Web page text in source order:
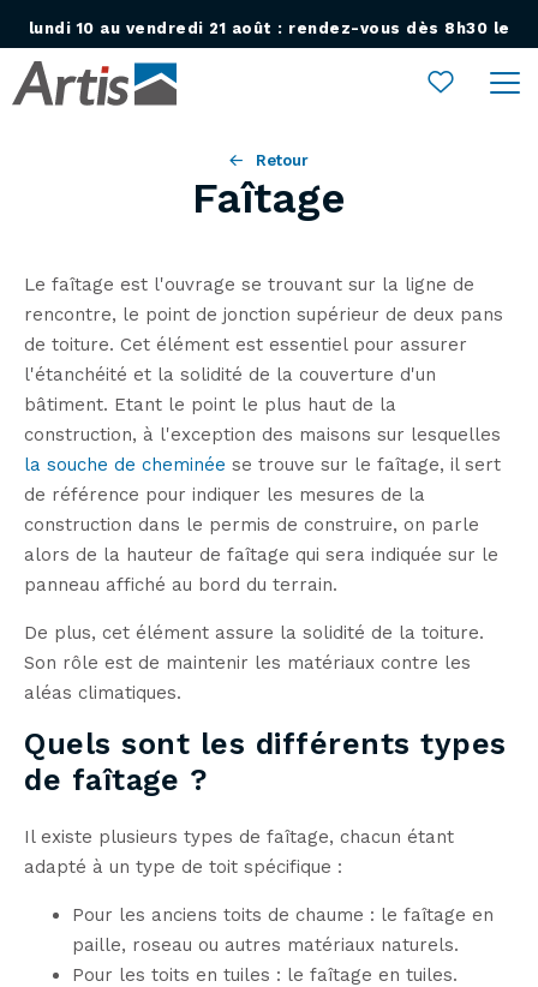
lundi 10 au vendredi 21 août : rendez-vous dès 8h30 le
Ouvrir le menu
Retour
Faîtage
Le faîtage est l'ouvrage se trouvant sur la ligne de
rencontre, le point de jonction supérieur de deux pans
de toiture. Cet élément est essentiel pour assurer
l'étanchéité et la solidité de la couverture d'un
bâtiment. Etant le point le plus haut de la
construction, à l'exception des maisons sur lesquelles
la souche de cheminée se trouve sur le faîtage, il sert
de référence pour indiquer les mesures de la
construction dans le permis de construire, on parle
alors de la hauteur de faîtage qui sera indiquée sur le
panneau affiché au bord du terrain.
De plus, cet élément assure la solidité de la toiture.
Son rôle est de maintenir les matériaux contre les
aléas climatiques.
Quels sont les différents types
de faîtage ?
Il existe plusieurs types de faîtage, chacun étant
adapté à un type de toit spécifique :
Pour les anciens toits de chaume : le faîtage en
paille, roseau ou autres matériaux naturels.
Pour les toits en tuiles : le faîtage en tuiles.